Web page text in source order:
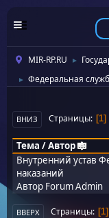
MIR-RP.RU ►
► Федеральная
ВНИЗ Страницы 1
Тема /Автор
Внутренний устав
наказаний
Автор Forum Admin
ВВЕРХ Страницы 1